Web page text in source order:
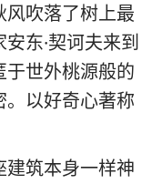
吹落了树上最
东·契诃夫来到
于世外桃源般的
以好奇心著称
筑本身一样神